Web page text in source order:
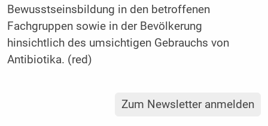
Bewusstseinsbildung in den betroffenen
Fachgruppen sowie in der Bevölkerung
hinsichtlich des umsichtigen Gebrauchs von
Antibiotika. (red)
Zum Newsletter anmelden